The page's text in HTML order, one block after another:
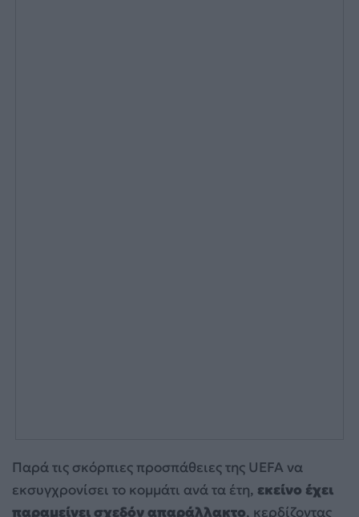
Παρά τις σκόρπιες προσπάθειες της UEFA να
εκσυγχρονίσει το κομμάτι ανά τα έτη, εκείνο έχει
παραμείνει σχεδόν απαράλλακτο, κερδίζοντας